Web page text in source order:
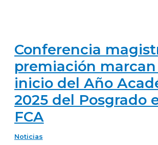
Conferencia
premiación marcan
inicio del Año
2025 del Posgrado
FCA
Noticias